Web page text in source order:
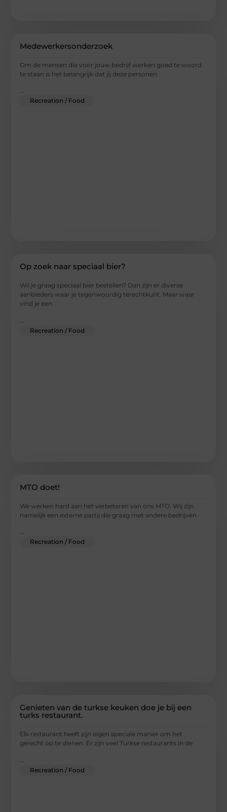
Medewerkersonderzoek
Om de mensen die voor jouw bedrijf werken goed te woord
te staan is het belangrijk dat jij deze personen
...
Recreation / Food
Op zoek naar speciaal bier?
Wil je graag speciaal bier bestellen? Dan zijn er diverse
aanbieders waar je tegenwoordig terechtkunt. Maar waar
vind je een
Recreation / Food
MTO doet!
We werken hard aan het verbeteren van ons MTO. Wij zijn
namelijk een externe partij die graag met andere bedrijven
...
Recreation / Food
Genieten van de turkse keuken doe je bij een
turks restaurant.
Elk restaurant heeft zijn eigen speciale manier om het
gerecht op te dienen. Er zijn veel Turkse restaurants in de
Recreation / Food